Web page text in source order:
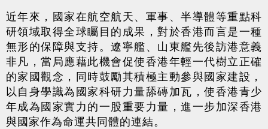
近年來，國家在航空航天、軍事、半導體等重點科
研領域取得全球矚目的成果，對於香港而言是一種
無形的保障與支持。遼寧艦、山東艦先後訪港意義
非凡，當局應藉此機會促使香港年輕一代樹立正確
的家國觀念，同時鼓勵其積極主動參與國家建設，
以自身學識為國家科研力量舔磚加瓦，使香港青少
年成為國家實力的一股重要力量，進一步加深香港
與國家作為命運共同體的連結。